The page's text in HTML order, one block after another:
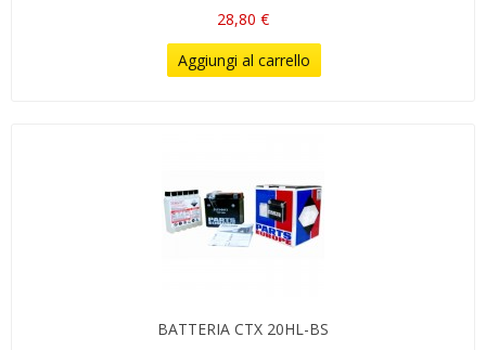
28,80 €
Aggiungi al carrello
BATTERIA CTX 20HL-BS